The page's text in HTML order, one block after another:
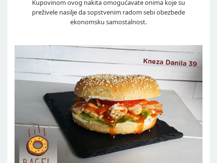
Kupovinom ovog nakita omogućavate onima koje su
preživele nasilje da sopstvenim radom sebi obezbede
ekonomsku samostalnost.